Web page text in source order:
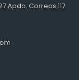
Apdo. Correos 117